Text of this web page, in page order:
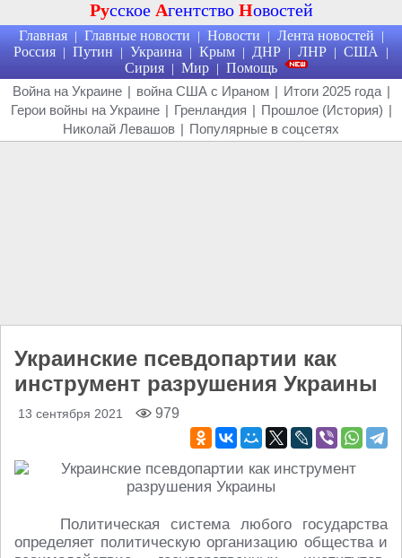
Русское Агентство Новостей
Главная | Главные новости | Новости | Лента новостей |
Россия | Путин | Украина | Крым | ДНР | ЛНР | США |
Сирия | Мир | Помощь
Война на Украине | война США с Ираном | Итоги 2025 года |
Герои войны на Украине | Гренландия | Прошлое (История) |
Николай Левашов | Популярные в соцсетях
Украинские псевдопартии как
инструмент разрушения Украины
13 сентября 2021 979
Политическая система любого государства
определяет политическую организацию общества и